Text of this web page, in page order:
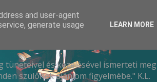
tüneteivel és kezelésével ismerteti meg
szülőnek ajánlom figyelmébe." K.L.
and user-agent
generate usage
LEARN MORE